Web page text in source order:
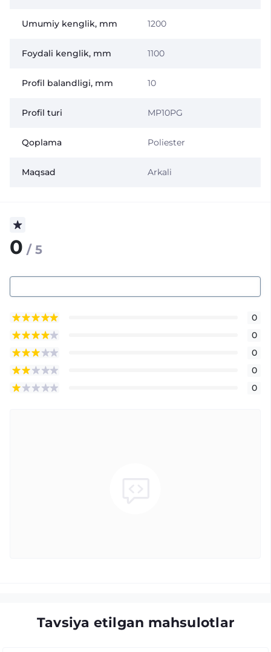
Umumiy kenglik, mm 1200
Foydali kenglik, mm 1100
Profil balandligi, mm 10
Profil turi MP10PG
Qoplama Poliester
Maqsad Arkali
0 / 5
0
0
0
0
0
Tavsiya etilgan mahsulotlar